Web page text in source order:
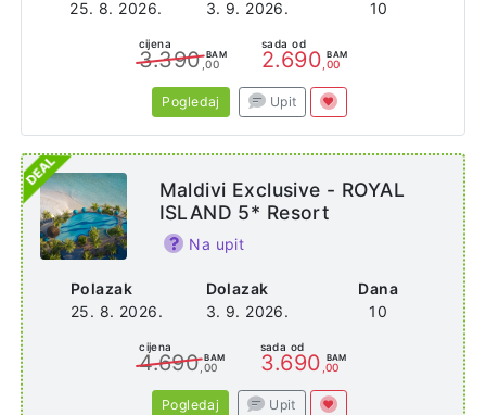
25. 8. 2026. 3. 9. 2026. 10
cijena
3.390 BAM
,00
sada od
2.690 BAM
,00
Pogledaj Upit
Polazak
25. 8. 2026.
Dolazak
3. 9. 2026.
Dana
10
Maldivi Exclusive - ROYAL
ISLAND 5* Resort
Na upit
cijena
4.690 BAM
,00
sada od
3.690 BAM
,00
Pogledaj Upit